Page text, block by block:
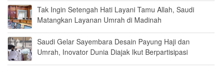
Tak Ingin Setengah Hati Layani Tamu Allah, Saudi
Matangkan Layanan Umrah di Madinah
Saudi Gelar Sayembara Desain Payung Haji dan
Umrah, Inovator Dunia Diajak Ikut Berpartisipasi